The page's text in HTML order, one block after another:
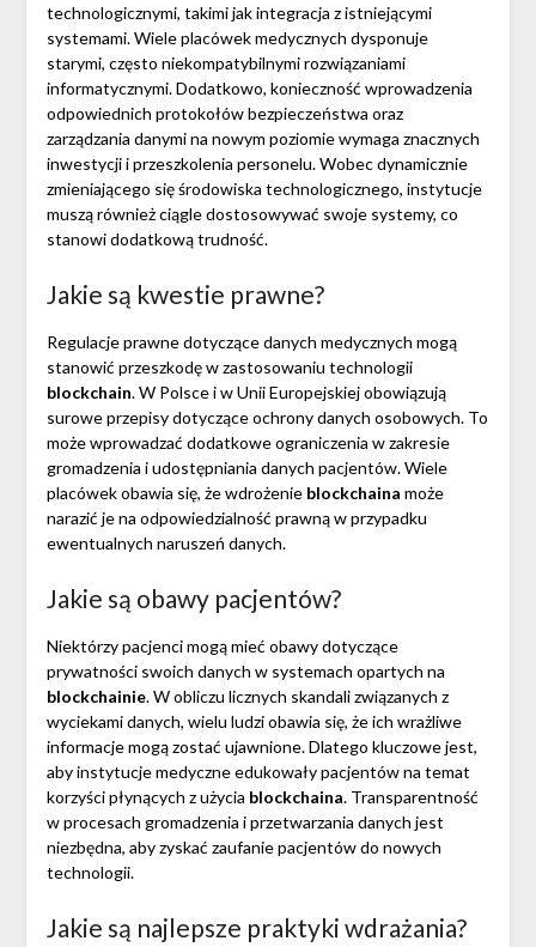
technologicznymi, takimi jak integracja z istniejącymi
systemami. Wiele placówek medycznych dysponuje
starymi, często niekompatybilnymi rozwiązaniami
informatycznymi. Dodatkowo, konieczność wprowadzenia
odpowiednich protokołów bezpieczeństwa oraz
zarządzania danymi na nowym poziomie wymaga znacznych
inwestycji i przeszkolenia personelu. Wobec dynamicznie
zmieniającego się środowiska technologicznego, instytucje
muszą również ciągle dostosowywać swoje systemy, co
stanowi dodatkową trudność.
Jakie są kwestie prawne?
Regulacje prawne dotyczące danych medycznych mogą
stanowić przeszkodę w zastosowaniu technologii
blockchain. W Polsce i w Unii Europejskiej obowiązują
surowe przepisy dotyczące ochrony danych osobowych. To
może wprowadzać dodatkowe ograniczenia w zakresie
gromadzenia i udostępniania danych pacjentów. Wiele
placówek obawia się, że wdrożenie blockchaina może
narazić je na odpowiedzialność prawną w przypadku
ewentualnych naruszeń danych.
Jakie są obawy pacjentów?
Niektórzy pacjenci mogą mieć obawy dotyczące
prywatności swoich danych w systemach opartych na
blockchainie. W obliczu licznych skandali związanych z
wyciekami danych, wielu ludzi obawia się, że ich wrażliwe
informacje mogą zostać ujawnione. Dlatego kluczowe jest,
aby instytucje medyczne edukowały pacjentów na temat
korzyści płynących z użycia blockchaina. Transparentność
w procesach gromadzenia i przetwarzania danych jest
niezbędna, aby zyskać zaufanie pacjentów do nowych
technologii.
Jakie są najlepsze praktyki wdrażania?